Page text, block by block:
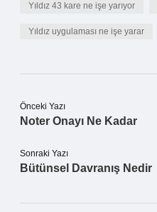
Yıldız 43 kare ne işe yarıyor
Yıldız uygulaması ne işe yarar
Önceki Yazı
Noter Onayı Ne Kadar
Sonraki Yazı
Bütünsel Davranış Nedir